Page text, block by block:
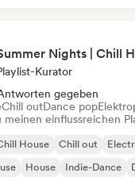
Kurator
gegeben
Chill outDance pop
meinen einflussreichen
House Chill out
House Indie-Dance